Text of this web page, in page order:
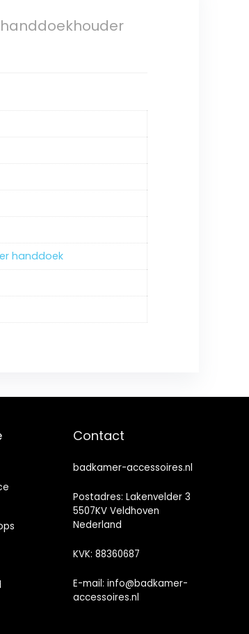
handdoek
Contact
badkamer-accessoires.nl
Postadres: Lakenvelder 3
5507KV Veldhoven
Nederland
KVK: 88360687
E-mail:info@badkamer-
accessoires.nl